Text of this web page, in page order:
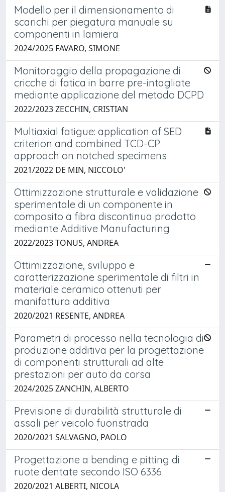
Modello per il dimensionamento di
scarichi per piegatura manuale su
componenti in lamiera
2024/2025 FAVARO, SIMONE
Monitoraggio della propagazione di
cricche di fatica in barre pre-intagliate
mediante applicazione del metodo DCPD
2022/2023 ZECCHIN, CRISTIAN
Multiaxial fatigue: application of SED
criterion and combined TCD-CP
approach on notched specimens
2021/2022 DE MIN, NICCOLO'
Ottimizzazione strutturale e validazione
sperimentale di un componente in
composito a fibra discontinua prodotto
mediante Additive Manufacturing
2022/2023 TONUS, ANDREA
Ottimizzazione, sviluppo e
caratterizzazione sperimentale di filtri in
materiale ceramico ottenuti per
manifattura additiva
2020/2021 RESENTE, ANDREA
Parametri di processo nella tecnologia di
produzione additiva per la progettazione
di componenti strutturali ad alte
prestazioni per auto da corsa
2024/2025 ZANCHIN, ALBERTO
Previsione di durabilità strutturale di
assali per veicolo fuoristrada
2020/2021 SALVAGNO, PAOLO
Progettazione a bending e pitting di
ruote dentate secondo ISO 6336
2020/2021 ALBERTI, NICOLA